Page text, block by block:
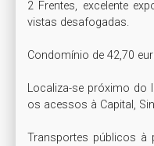
2 Frentes, excelente
vistas desafogadas.
Condomínio de 42,70
Localiza-se próximo do
os acessos à Capital,
Transportes públicos à